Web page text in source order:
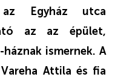
Egyház utca
az az épület,
ismernek. A
Attila és fia